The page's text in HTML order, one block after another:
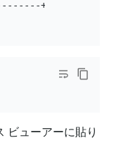
+
ビューアーに貼り